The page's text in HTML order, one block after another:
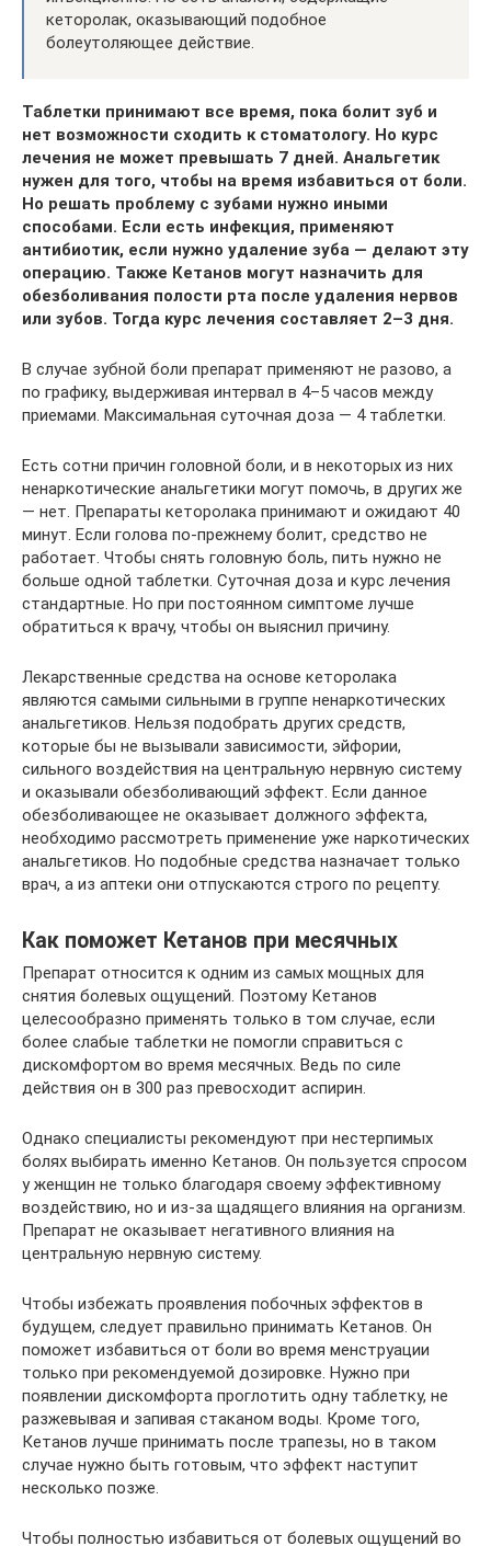
кеторолак, оказывающий подобное
болеутоляющее действие.
Таблетки принимают все время, пока болит зуб и
нет возможности сходить к стоматологу. Но курс
лечения не может превышать 7 дней. Анальгетик
нужен для того, чтобы на время избавиться от боли.
Но решать проблему с зубами нужно иными
способами. Если есть инфекция, применяют
антибиотик, если нужно удаление зуба — делают эту
операцию. Также Кетанов могут назначить для
обезболивания полости рта после удаления нервов
или зубов. Тогда курс лечения составляет 2–3 дня.
В случае зубной боли препарат применяют не разово, а
по графику, выдерживая интервал в 4–5 часов между
приемами. Максимальная суточная доза — 4 таблетки.
Есть сотни причин головной боли, и в некоторых из них
ненаркотические анальгетики могут помочь, в других же
— нет. Препараты кеторолака принимают и ожидают 40
минут. Если голова по-прежнему болит, средство не
работает. Чтобы снять головную боль, пить нужно не
больше одной таблетки. Суточная доза и курс лечения
стандартные. Но при постоянном симптоме лучше
обратиться к врачу, чтобы он выяснил причину.
Лекарственные средства на основе кеторолака
являются самыми сильными в группе ненаркотических
анальгетиков. Нельзя подобрать других средств,
которые бы не вызывали зависимости, эйфории,
сильного воздействия на центральную нервную систему
и оказывали обезболивающий эффект. Если данное
обезболивающее не оказывает должного эффекта,
необходимо рассмотреть применение уже наркотических
анальгетиков. Но подобные средства назначает только
врач, а из аптеки они отпускаются строго по рецепту.
Как поможет Кетанов при месячных
Препарат относится к одним из самых мощных для
снятия болевых ощущений. Поэтому Кетанов
целесообразно применять только в том случае, если
более слабые таблетки не помогли справиться с
дискомфортом во время месячных. Ведь по силе
действия он в 300 раз превосходит аспирин.
Однако специалисты рекомендуют при нестерпимых
болях выбирать именно Кетанов. Он пользуется спросом
у женщин не только благодаря своему эффективному
воздействию, но и из-за щадящего влияния на организм.
Препарат не оказывает негативного влияния на
центральную нервную систему.
Чтобы избежать проявления побочных эффектов в
будущем, следует правильно принимать Кетанов. Он
поможет избавиться от боли во время менструации
только при рекомендуемой дозировке. Нужно при
появлении дискомфорта проглотить одну таблетку, не
разжевывая и запивая стаканом воды. Кроме того,
Кетанов лучше принимать после трапезы, но в таком
случае нужно быть готовым, что эффект наступит
несколько позже.
Чтобы полностью избавиться от болевых ощущений во